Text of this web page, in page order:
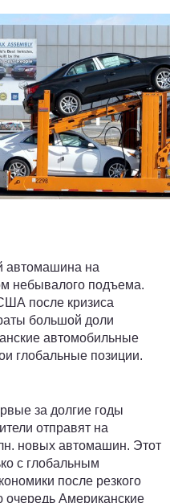
автомашина на
небывалого подъема.
после кризиса
большой доли
автомобильные
глобальные позиции.
за долгие годы
отправят на
новых автомашин. Этот
с глобальным
после резкого
очередь Американские